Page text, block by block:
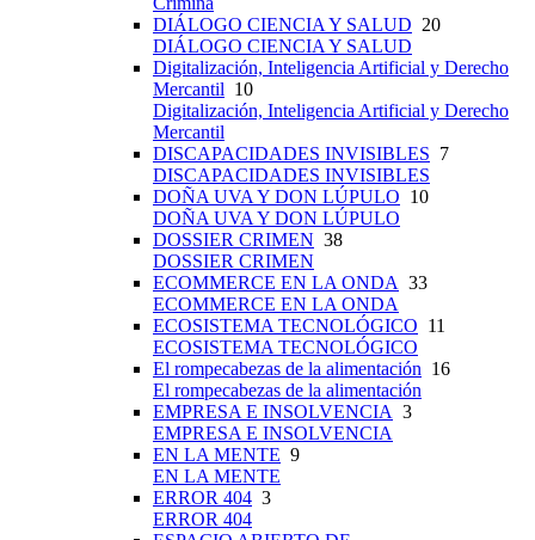
DIÁLOGO CIENCIA Y SALUD 20
DIÁLOGO CIENCIA Y SALUD
Digitalización, Inteligencia Artificial y Derecho
Mercantil 10
Digitalización, Inteligencia Artificial y Derecho
Mercantil
DISCAPACIDADES INVISIBLES 7
DISCAPACIDADES INVISIBLES
DOÑA UVA Y DON LÚPULO 10
DOÑA UVA Y DON LÚPULO
DOSSIER CRIMEN 38
DOSSIER CRIMEN
ECOMMERCE EN LA ONDA 33
ECOMMERCE EN LA ONDA
ECOSISTEMA TECNOLÓGICO 11
ECOSISTEMA TECNOLÓGICO
El rompecabezas de la alimentación 16
El rompecabezas de la alimentación
EMPRESA E INSOLVENCIA 3
EMPRESA E INSOLVENCIA
EN LA MENTE 9
EN LA MENTE
ERROR 404 3
ERROR 404